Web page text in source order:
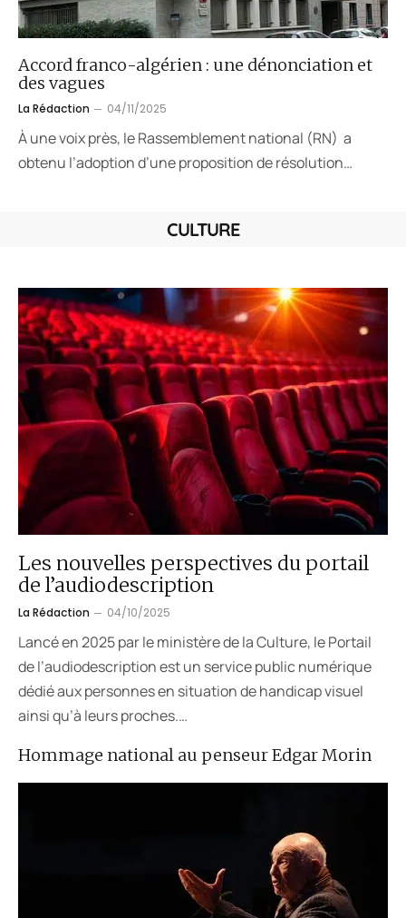
Accord franco-algérien : une dénonciation et
des vagues
La Rédaction 04/11/2025
À une voix près, le Rassemblement national (RN) a
obtenu l’adoption d’une proposition de résolution…
CULTURE
Hommage national au penseur Edgar Morin
Les nouvelles perspectives du portail
de l’audiodescription
La Rédaction 04/10/2025
Lancé en 2025 par le ministère de la Culture, le Portail
de l’audiodescription est un service public numérique
dédié aux personnes en situation de handicap visuel
ainsi qu’à leurs proches.…